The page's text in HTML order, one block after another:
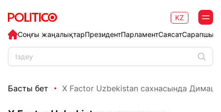
Соңғы жаңалықтарПрезидентПарламентСаясат
KZ
Басты бет X Factor Uzbekistan сахнасында